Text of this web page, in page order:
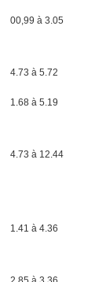
00,99 à 3.05
4.73 à 5.72
1.68 à 5.19
4.73 à 12.44
1.41 à 4.36